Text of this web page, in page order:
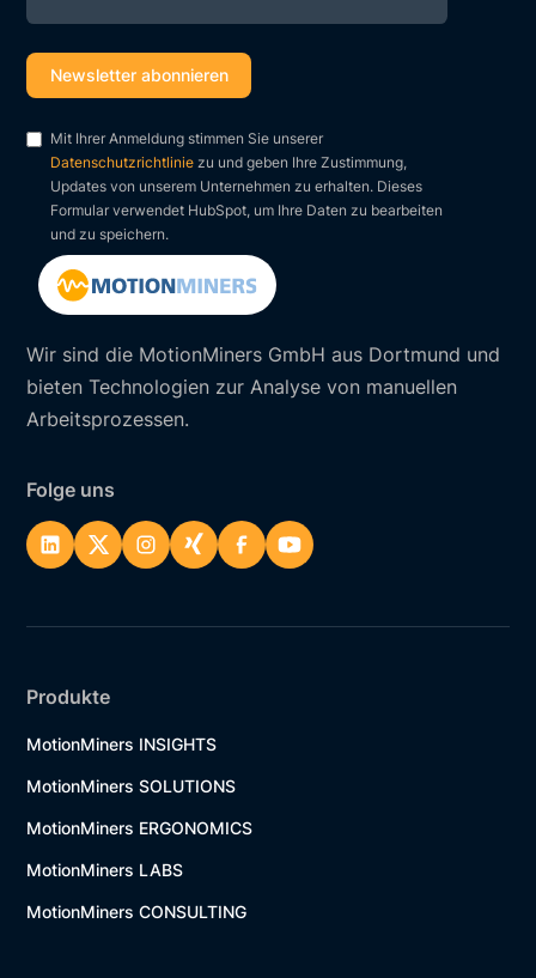
Wir sind die MotionMiners GmbH aus Dortmund und
bieten Technologien zur Analyse von manuellen
Arbeitsprozessen.
Folge uns
Mit Ihrer Anmeldung stimmen Sie unserer
Datenschutzrichtlinie zu und geben Ihre Zustimmung,
Updates von unserem Unternehmen zu erhalten. Dieses
Formular verwendet HubSpot, um Ihre Daten zu bearbeiten
und zu speichern.
Produkte
MotionMiners INSIGHTS
MotionMiners SOLUTIONS
MotionMiners ERGONOMICS
MotionMiners LABS
MotionMiners CONSULTING